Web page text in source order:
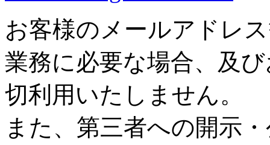
お客様のメールアドレ
業務に必要な場合、及
切利用いたしません。
また、第三者への開示